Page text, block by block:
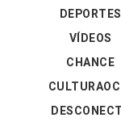
DEPORTES
VÍDEOS
CHANCE